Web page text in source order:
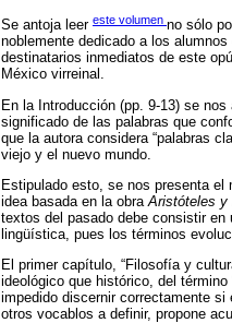
Se antoja leer este volumen no sólo
noblemente dedicado a los
destinatarios inmediatos de este
México virreinal.
En la Introducción (pp. 9-13) se
significado de las palabras que
que la autora considera “palabras
viejo y el nuevo mundo.
Estipulado esto, se nos presenta
idea basada en la obra Aristóteles y
textos del pasado debe consistir
lingüística, pues los términos
El primer capítulo, “Filosofía y
ideológico que his­tórico, del término
impedido discernir correctamente si
otros vocablos a definir, propone